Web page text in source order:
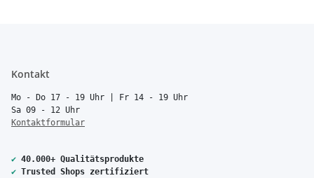
Kontakt
Mo - Do 17 - 19 Uhr | Fr 14 - 19 Uhr
Sa 09 - 12 Uhr
Kontaktformular
✔ 40.000+ Qualitätsprodukte
✔ Trusted Shops zertifiziert